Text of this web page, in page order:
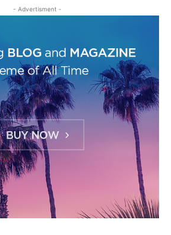
- Advertisment -